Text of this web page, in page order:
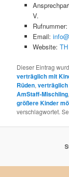
V.
Rufnummer:
Email:
Website:
Dieser Eintrag
verträglich mit
Rüden,
AmStaff-Mischling
größere Kinder
verschlagwortet.